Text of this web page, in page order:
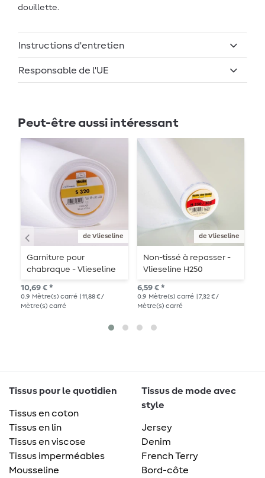
douillette.
Instructions d'entretien
Responsable de l'UE
Peut-être aussi intéressant
de Vlieseline
Garniture pour
chabraque - Vlieseline
S320 thermocollante
10,69 € *
0.9 Mètre(s) carré
| 11,88 € /
Mètre(s) carré
de Vlieseline
Non-tissé à repasser -
Vlieseline H250
6,59 € *
0.9 Mètre(s) carré
| 7,32 € /
Mètre(s) carré
Tissus pour le quotidien
Tissus en coton
Tissus en lin
Tissus en viscose
Tissus imperméables
Mousseline
Tissus de mode avec
style
Jersey
Denim
French Terry
Bord-côte